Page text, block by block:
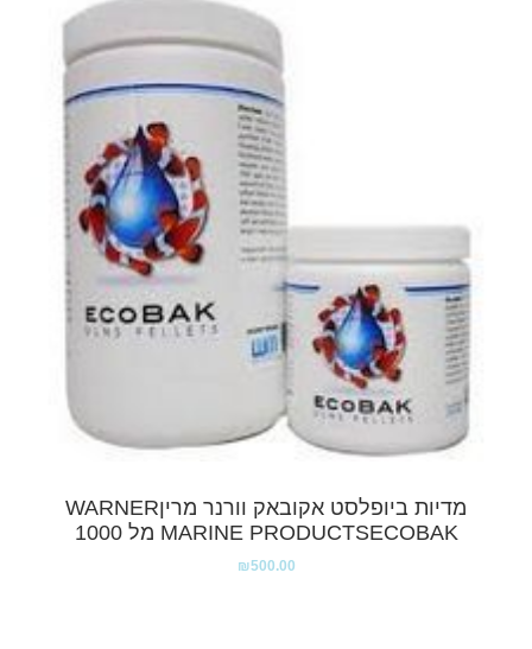
מדיות ביופלסט אקובאק וורנר מריןWARNER
MARINE PRODUCTSECOBAK מל 1000
₪500.00